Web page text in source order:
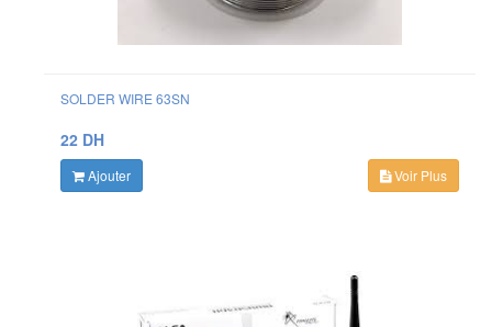
SOLDER WIRE 63SN
22 DH
Ajouter Voir Plus